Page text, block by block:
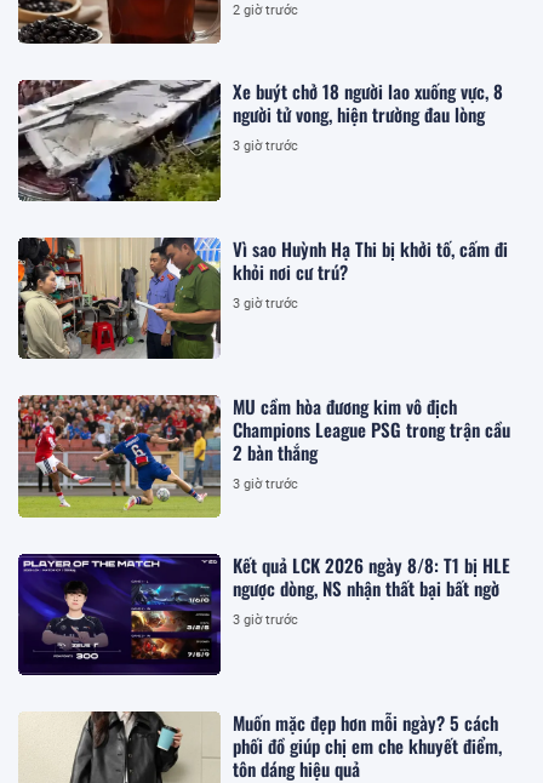
2 giờ trước
Xe buýt chở 18 người lao xuống vực, 8
người tử vong, hiện trường đau lòng
3 giờ trước
Vì sao Huỳnh Hạ Thi bị khởi tố, cấm đi
khỏi nơi cư trú?
3 giờ trước
MU cầm hòa đương kim vô địch
Champions League PSG trong trận cầu
2 bàn thắng
3 giờ trước
Kết quả LCK 2026 ngày 8/8: T1 bị HLE
ngược dòng, NS nhận thất bại bất ngờ
3 giờ trước
Muốn mặc đẹp hơn mỗi ngày? 5 cách
phối đồ giúp chị em che khuyết điểm,
tôn dáng hiệu quả